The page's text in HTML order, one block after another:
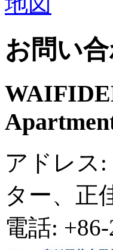
お問い
アドレス
ター、正
電話: